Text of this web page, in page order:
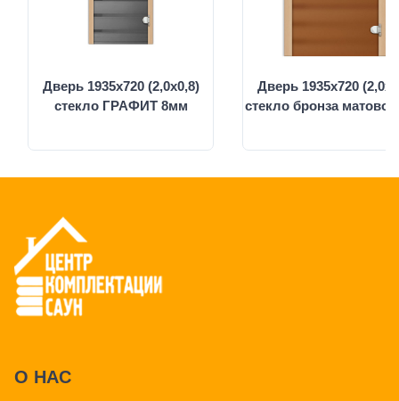
Дверь 1935х720 (2,0х0,8)
стекло ГРАФИТ 8мм
Дверь 1935х720
стекло бронза
О НАС